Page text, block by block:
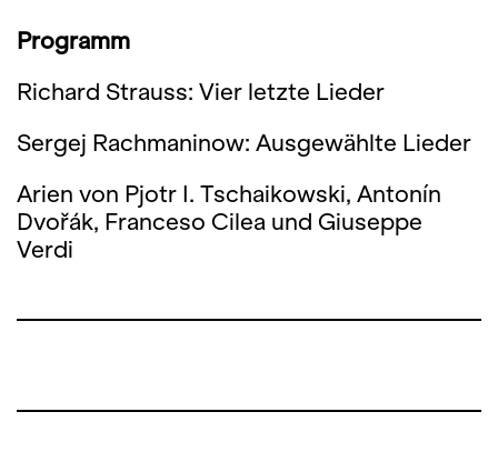
Programm
Richard Strauss: Vier letzte Lieder
Sergej Rachmaninow: Ausgewählte Lieder
Arien von Pjotr I. Tschaikowski, Antonín
Dvořák, Franceso Cilea und Giuseppe
Verdi